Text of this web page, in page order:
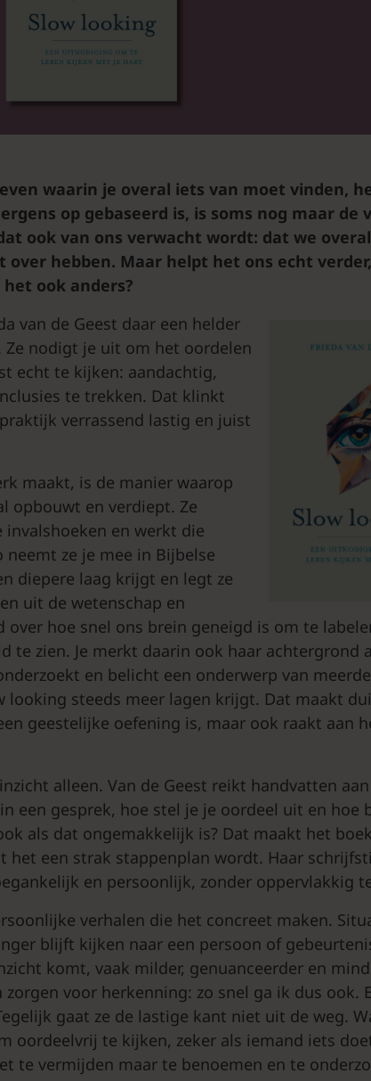
waarin je overal iets van moet vinden,
op gebaseerd is, is soms nog maar de
ook van ons verwacht wordt: dat we
hebben. Maar helpt het ons echt
ook anders?
van de Geest daar een helder
nodigt je uit om het oordelen
echt te kijken: aandachtig,
te trekken. Dat klinkt
verrassend lastig en juist
maakt, is de manier waarop
opbouwt en verdiept. Ze
en werkt die
ze je mee in Bijbelse
diepere laag krijgt en legt ze
uit de wetenschap en
over hoe snel ons brein geneigd is om te
te zien. Je merkt daarin ook haar achtergrond
en belicht een onderwerp van
looking steeds meer lagen krijgt. Dat maakt
geestelijke oefening is, maar ook raakt aan
alleen. Van de Geest reikt handvatten
een gesprek, hoe stel je je oordeel uit en hoe
als dat ongemakkelijk is? Dat maakt het
het een strak stappenplan wordt. Haar
en persoonlijk, zonder oppervlakkig
verhalen die het concreet maken.
blijft kijken naar een persoon of
komt, vaak milder, genuanceerder en
voor herkenning: zo snel ga ik dus ook.
gaat ze de lastige kant niet uit de weg.
oordeelvrij te kijken, zeker als iemand iets
te vermijden maar te benoemen en te